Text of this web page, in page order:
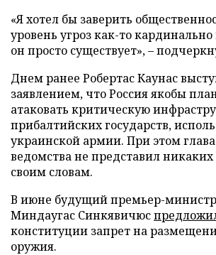
«Я хотел бы заверить
уровень угроз как-то
он просто существует», –
Днем ранее Робертас Каунас
заявлением, что Россия якобы
атаковать критическую
прибалтийских государств,
украинской армии. При этом
ведомства не представил никаких
своим словам.
В июне будущий премьер-
Миндаугас Синкявичюс
конституции запрет на
оружия.